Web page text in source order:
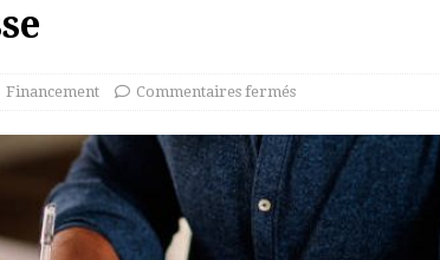
Financement Commentaires fermés